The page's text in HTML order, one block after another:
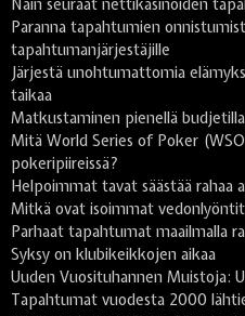
Näin seuraat nettikasinoiden
Paranna tapahtumien
tapahtumanjärjestäjille
Järjestä unohtumattomia
taikaa
Matkustaminen pienellä
Mitä World Series of Poker
pokeripiireissä?
Helpoimmat tavat säästää rahaa
Mitkä ovat isoimmat
Parhaat tapahtumat maailmalla
Syksy on klubikeikkojen aikaa
Uuden Vuosituhannen Muistoja:
Tapahtumat vuodesta 2000